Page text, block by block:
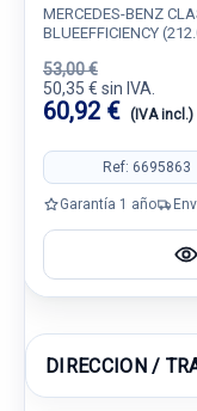
MERCEDES-BENZ
BLUEEFFICIENCY
53,00 €
50,35 € sin IVA.
60,92 € (IVA incl.)
Ref: 6695863
Garantía 1 año
DIRECCION /